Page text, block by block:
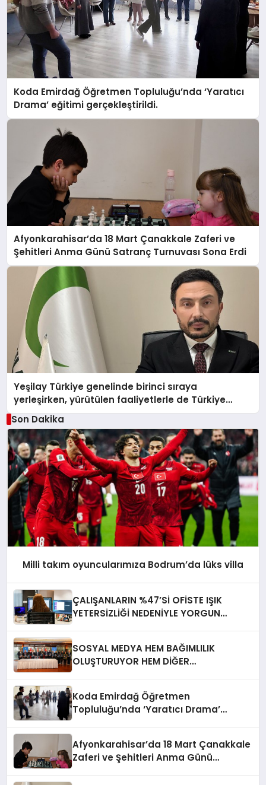
Koda Emirdağ Öğretmen Topluluğu’nda ‘Yaratıcı
Drama’ eğitimi gerçekleştirildi.
Afyonkarahisar’da 18 Mart Çanakkale Zaferi ve
Şehitleri Anma Günü Satranç Turnuvası Sona Erdi
Yeşilay Türkiye genelinde birinci sıraya
yerleşirken, yürütülen faaliyetlerle de Türkiye
üçüncüsü oldu.
Son Dakika
Milli takım oyuncularımıza Bodrum’da lüks villa
ÇALIŞANLARIN %47’Sİ OFİSTE IŞIK
YETERSİZLİĞİ NEDENİYLE YORGUN
SOSYAL MEDYA HEM BAĞIMLILIK
OLUŞTURUYOR HEM DİĞER
Koda Emirdağ Öğretmen
Topluluğu’nda ‘Yaratıcı Drama’
Afyonkarahisar’da 18 Mart Çanakkale
Zaferi ve Şehitleri Anma Günü